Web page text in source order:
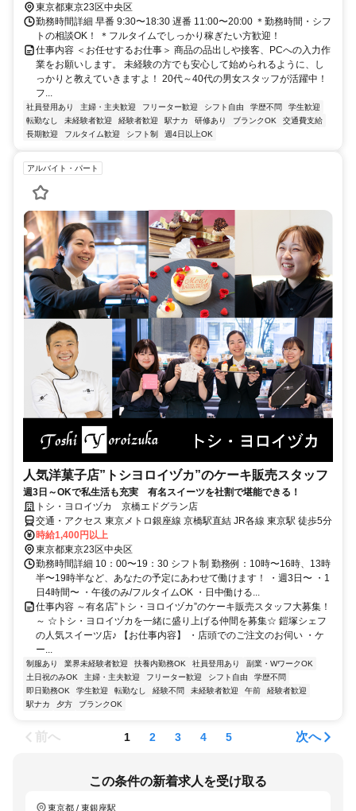
東京都東京23区中央区
勤務時間詳細 早番 9:30〜18:30 遅番 11:00〜20:00 ＊勤務時間・シフ
トの相談OK！ ＊フルタイムでしっかり稼ぎたい方歓迎！
仕事内容 ＜お任せするお仕事＞ 商品の品出しや接客、PCへの入力作
業をお願いします。 未経験の方でも安心して始められるように、し
っかりと教えていきますよ！ 20代～40代の男女スタッフが活躍中！
フ...
社員登用あり 主婦・主夫歓迎 フリーター歓迎 シフト自由 学歴不問
学生歓迎
転勤なし
未経験者歓迎 経験者歓迎 駅ナカ 研修あり ブランクOK
交通費支給
長期歓迎
フルタイム歓迎 シフト制 週4日以上OK
アルバイト・パート
人気洋菓子店”トシヨロイヅカ”のケーキ販売スタッフ
週3日～OKで私生活も充実 有名スイーツを社割で堪能できる！
トシ・ヨロイヅカ 京橋エドグラン店
交通・アクセス 東京メトロ銀座線 京橋駅直結 JR各線 東京駅 徒歩5分
時給1,400円以上
東京都東京23区中央区
勤務時間詳細 10：00〜19：30 シフト制 勤務例：10時〜16時、13時
半〜19時半など、あなたの予定にあわせて働けます！ ・週3日〜 ・1
日4時間〜 ・午後のみ/フルタイムOK ・日中働ける...
仕事内容 ～有名店”トシ・ヨロイヅカ”のケーキ販売スタッフ大募集！
～ ☆トシ・ヨロイヅカを一緒に盛り上げる仲間を募集☆ 鎧塚シェフ
の人気スイーツ店♪ 【お仕事内容】 ・店頭でのご注文のお伺い ・ケ
ー...
制服あり 業界未経験者歓迎 扶養内勤務OK 社員登用あり
副業・WワークOK
土日祝のみOK
主婦・主夫歓迎 フリーター歓迎 シフト自由
学歴不問
即日勤務OK
学生歓迎 転勤なし 経験不問 未経験者歓迎 午前
経験者歓迎
駅ナカ
夕方 ブランクOK
前へ 1 2 3 4 5 次へ
この条件の新着求人を受け取る
東京都 / 東銀座駅